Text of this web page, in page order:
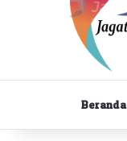
Beranda